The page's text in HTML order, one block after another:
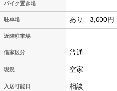
バイク置き場
駐車場 あり 3,000円
近隣駐車場
借家区分 普通
現況 空家
入居可能日 相談